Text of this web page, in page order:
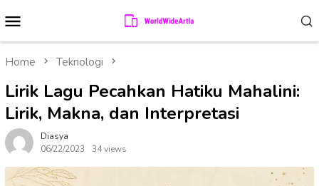
to
contentMenu
Home Teknologi
Lirik Lagu Pecahkan Hatiku Mahalini:
Lirik, Makna, dan Interpretasi
Diasya
06/22/2023
34 views